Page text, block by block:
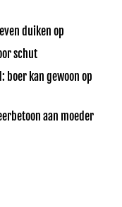
duiken op
schut
boer kan gewoon op
aan moeder